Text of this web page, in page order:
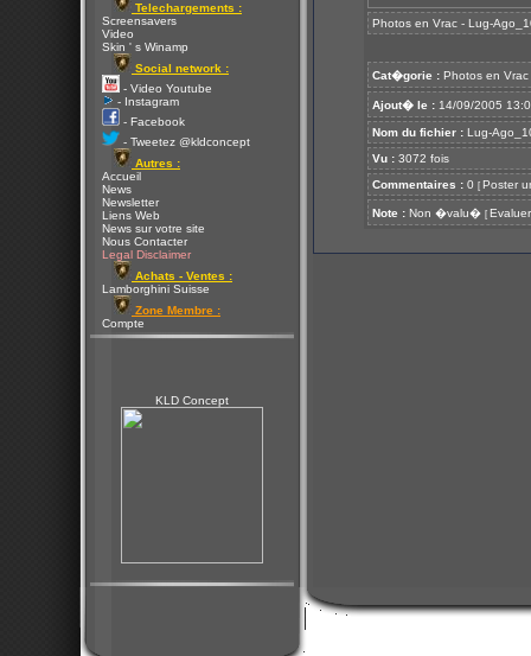
Telechargements :
Screensavers
Video
Skin ' s Winamp
Social network :
- Video Youtube
- Instagram
- Facebook
- Tweetez @kldconcept
Autres :
Accueil
News
Newsletter
Liens Web
News sur votre site
Nous Contacter
Legal Disclaimer
Achats - Ventes :
Lamborghini Suisse
Zone Membre :
Compte
KLD Concept
Photos en Vrac - Lug-
Cat�gorie : Photos en Vrac
Ajout� le : 14/09/2005
Nom du fichier : Lug-
Vu : 3072 fois
Commentaires : 0 [ Poster
Note : Non �valu� [ Evaluer